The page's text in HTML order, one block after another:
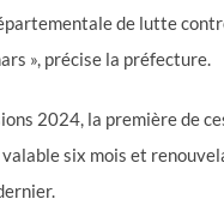
de lutte
», précise la préfecture.
2024, la première de
six mois et